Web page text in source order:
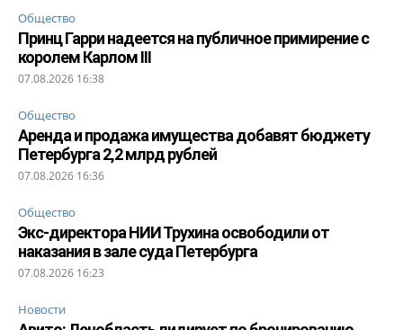
Общество
Принц Гарри надеется на публичное примирение с
королем Карлом III
07.08.2026 16:38
Общество
Аренда и продажа имущества добавят бюджету
Петербурга 2,2 млрд рублей
07.08.2026 16:36
Общество
Экс-директора НИИ Трухина освободили от
наказания в зале суда Петербурга
07.08.2026 16:23
Новости